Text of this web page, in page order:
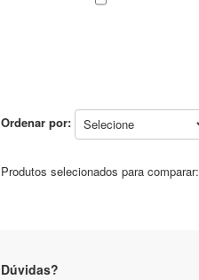
Ordenar por:
Produtos selecionados para comparar:
Dúvidas?